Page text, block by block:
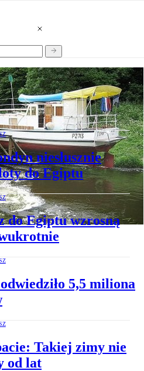
czeka na
niesłusznie
do Egiptu
do Egiptu wzrosną
5,5 miliona
Takiej zimy nie
od lat